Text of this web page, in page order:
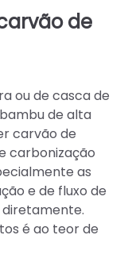
de
ou de casca de
de alta
carvão de
carbonização
as
e de fluxo de
é ao teor de